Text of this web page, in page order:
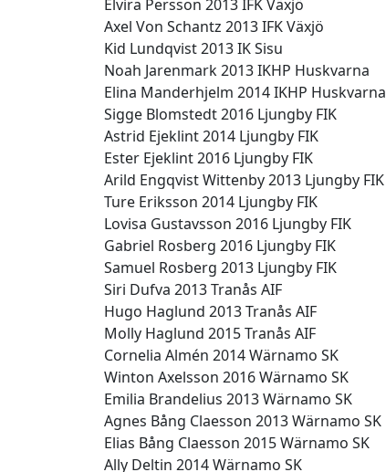
Elvira Persson 2013 IFK Växjö
Axel Von Schantz 2013 IFK Växjö
Kid Lundqvist 2013 IK Sisu
Noah Jarenmark 2013 IKHP Huskvarna
Elina Manderhjelm 2014 IKHP Huskvarna
Sigge Blomstedt 2016 Ljungby FIK
Astrid Ejeklint 2014 Ljungby FIK
Ester Ejeklint 2016 Ljungby FIK
Arild Engqvist Wittenby 2013 Ljungby FIK
Ture Eriksson 2014 Ljungby FIK
Lovisa Gustavsson 2016 Ljungby FIK
Gabriel Rosberg 2016 Ljungby FIK
Samuel Rosberg 2013 Ljungby FIK
Siri Dufva 2013 Tranås AIF
Hugo Haglund 2013 Tranås AIF
Molly Haglund 2015 Tranås AIF
Cornelia Almén 2014 Wärnamo SK
Winton Axelsson 2016 Wärnamo SK
Emilia Brandelius 2013 Wärnamo SK
Agnes Bång Claesson 2013 Wärnamo SK
Elias Bång Claesson 2015 Wärnamo SK
Ally Deltin 2014 Wärnamo SK